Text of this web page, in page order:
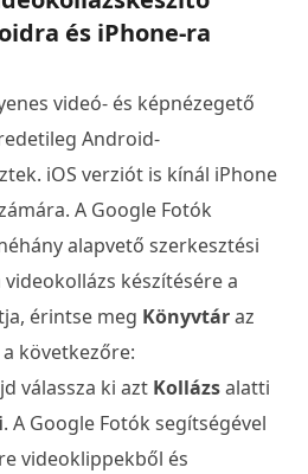
és iPhone-ra
videó- és képnézegető
Android-
iOS verziót is kínál iPhone
A Google Fotók
alapvető szerkesztési
készítésére a
érintse meg Könyvtáraz
következőre:
válassza ki azt Kollázsalatti
. A Google Fotók segítségével
videoklippekből és